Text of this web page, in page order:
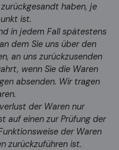
haben, je
ist.
in jedem Fall spätestens
dem Sie uns über den
an uns zurückzusenden
wenn Sie die Waren
absenden. Wir tragen
der Waren nur
auf einen zur Prüfung der
der Waren
zurückzuführen ist.